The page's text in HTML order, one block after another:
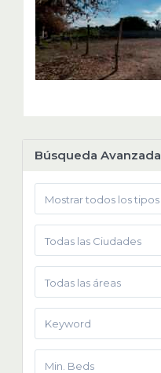
Búsqueda Avanzada
Mostrar todos los tipos
Todas las Ciudades
Todas las áreas
Min. Beds